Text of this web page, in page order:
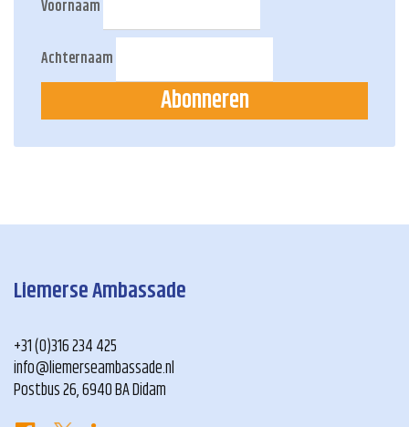
Voornaam
Achternaam
Abonneren
Liemerse Ambassade
+31 (0)316 234 425
info@liemerseambassade.nl
Postbus 26, 6940 BA Didam